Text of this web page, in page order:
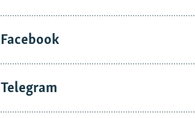
Facebook
Telegram